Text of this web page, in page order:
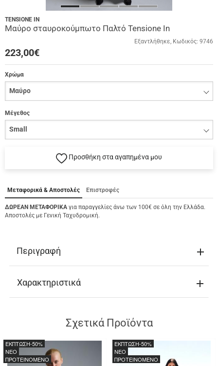
TENSIONE IN
Μαύρο σταυροκούμπωτο Παλτό Tensione In
Εξαντλήθηκε Κωδικός: 9746
223,00€
Χρώμα
Μέγεθος
Προσθήκη στα αγαπημένα μου
Μεταφορικά & Αποστολές Επιστροφές
ΔΩΡΕΑΝ ΜΕΤΑΦΟΡΙΚΑ για παραγγελίες άνω των 100€ σε όλη την Ελλάδα.
Αποστολές με Γενική Ταχυδρομική.
Περιγραφή
Χαρακτηριστικά
Σχετικά Προϊόντα
ΕΚΠΤΩΣΗ-50%
NEO
ΠΡΟΤΕΙΝΟΜΕΝΟ
ΕΚΠΤΩΣΗ-50%
NEO
ΠΡΟΤΕΙΝΟΜΕΝΟ